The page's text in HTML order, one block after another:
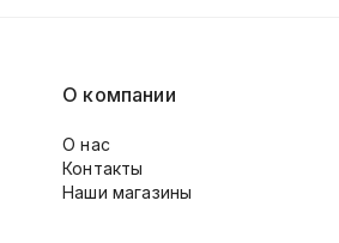
О компании
О нас
Контакты
Наши магазины